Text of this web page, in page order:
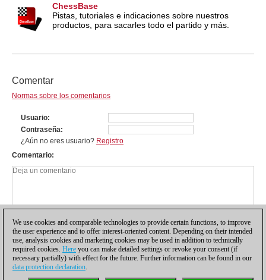
ChessBase
Pistas, tutoriales e indicaciones sobre nuestros
productos, para sacarles todo el partido y más.
Comentar
Normas sobre los comentarios
Usuario
Contraseña
¿Aún no eres usuario? Registro
Comentario
We use cookies and comparable technologies to provide certain functions, to improve
the user experience and to offer interest-oriented content. Depending on their intended
use, analysis cookies and marketing cookies may be used in addition to technically
required cookies. Here you can make detailed settings or revoke your consent (if
necessary partially) with effect for the future. Further information can be found in our
data protection declaration.